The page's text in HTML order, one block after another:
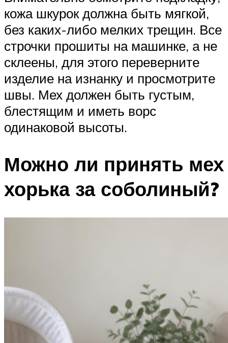
кожа шкурок должна быть мягкой,
без каких-либо мелких трещин. Все
строчки прошиты на машинке, а не
склеены, для этого переверните
изделие на изнанку и просмотрите
швы. Мех должен быть густым,
блестящим и иметь ворс
одинаковой высоты.
Можно ли принять мех
хорька за соболиный?